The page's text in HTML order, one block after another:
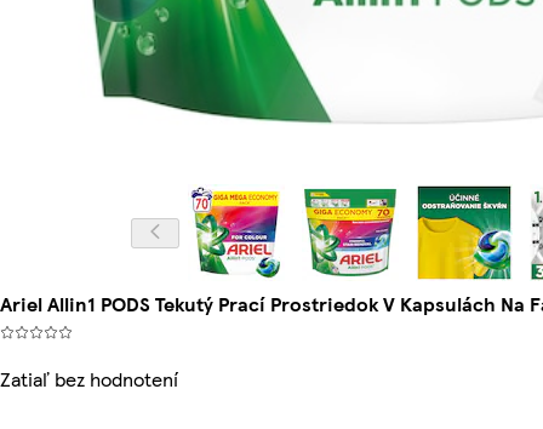
Ariel Allin1 PODS Tekutý Prací Prostriedok V Kapsulách Na
Zatiaľ bez hodnotení